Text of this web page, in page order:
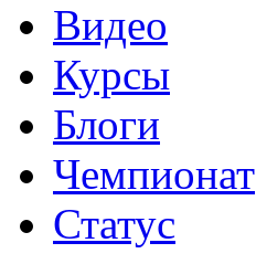
Видео
Курсы
Блоги
Чемпионат
Статус